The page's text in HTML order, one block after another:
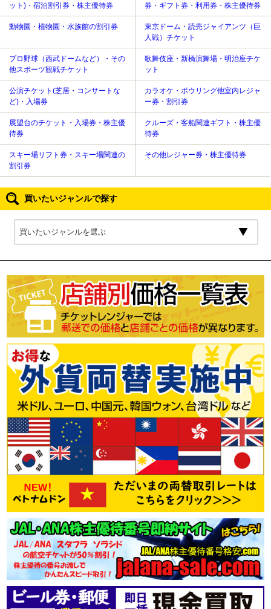
ット)・宿泊割引券・株主優待券
券・ギフト券・利用券・株主優待券
動物園・植物園・水族館の割引券
東京ドーム・読売ジャイアンツ（巨
人戦）チケット
プロ野球（西武ドームなど）・その
他スポーツ観戦チケット
歌舞伎座・新橋演舞場・明治座チケ
ット
公演チケット(芝居・コンサートな
ど)・入場券
カラオケ・ボウリング他室内レジャ
ー券・割引券
展望台のチケット・入場券・株主優
待券
クルーズ・客船関連ギフト・株主優
待券
スキー場リフト券・スキー場関連の
割引券
その他レジャー券・株主優待券
買いたいジャンルで探す